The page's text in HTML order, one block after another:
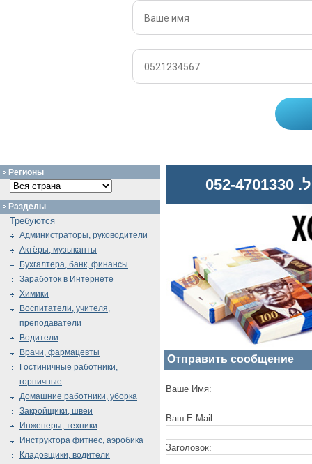
Отправить сообщение
Ваше Имя:
Ваш E-Mail:
Заголовок:
Регионы
Разделы
Требуются
Администраторы, руководители
Актёры, музыканты
Бухгалтера, банк, финансы
Заработок в Интернете
Химики
Воспитатели, учителя,
преподаватели
Водители
Врачи, фармацевты
Гостиничные работники,
горничные
Домашние работники, уборка
Закройщики, швеи
Инженеры, техники
Инструктора фитнес, аэробика
Кладовщики, водители